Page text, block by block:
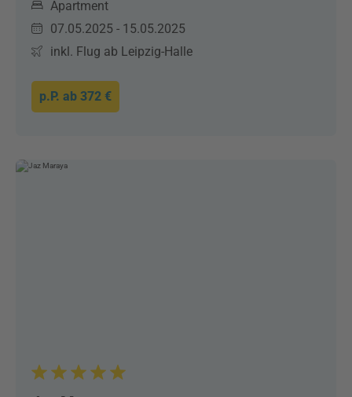
Apartment
07.05.2025 - 15.05.2025
inkl. Flug ab Leipzig-Halle
p.P. ab 372 €